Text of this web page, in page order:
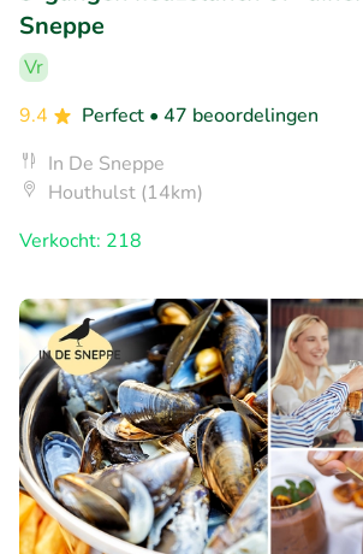
Sneppe
Vr
9.4
Perfect • 47 beoordelingen
In De Sneppe
Houthulst (14km)
Verkocht: 218